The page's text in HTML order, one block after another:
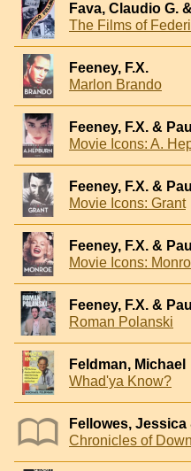
Fava, Claudio G.
The Films of
Feeney, F.X.
Marlon Brando
Feeney, F.X. &
Movie Icons: A.
Feeney, F.X. &
Movie Icons: Grant
Feeney, F.X. &
Movie Icons:
Feeney, F.X. &
Roman Polanski
Feldman, Michael
Whad'ya Know?
Chronicles of